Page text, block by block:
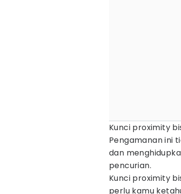
Kunci proximity
Pengamanan ini
dan
pencurian.
Kunci proximity
perlu kamu